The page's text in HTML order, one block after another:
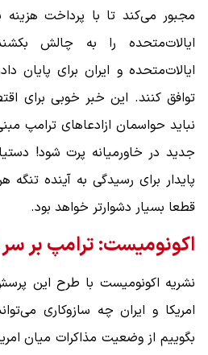
مجبور می‌کند تا با پرداخت هزینه
ایالات‌متحده را به چالش
ایالات‌متحده و ایران برای پایان
توافق کنند. این خبر خوبی برای
نباید حواسمان ازادعاهای ترامپ
جدید در خاورمیانه پرت شود!
پایدار برای رسیدگی به آینده تنگه
قطعا بسیار دشوارتر خواهد بود.
اکونومیست: ترامپ بر
نشریه اکونومیست با طرح این
امریکا و ایران چه سازوکاری
بگوییم از وضعیت مذاکرات میان